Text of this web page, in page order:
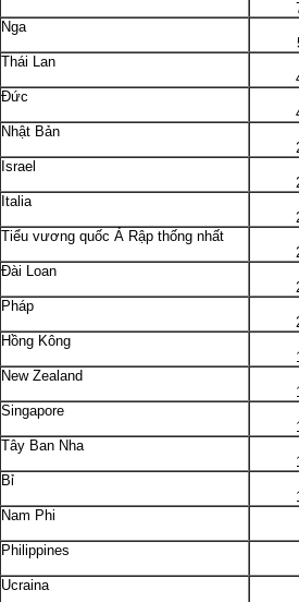
Nga
Thái Lan
Đức
Nhật Bản
Israel
Italia
Tiểu vương quốc Ả Rập thống nhất
Đài Loan
Pháp
Hồng Kông
New Zealand
Singapore
Tây Ban Nha
Bỉ
Nam Phi
Philippines
Ucraina